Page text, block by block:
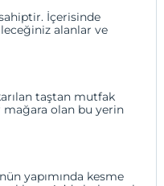
İçerisinde
alanlar ve
taştan mutfak
mağara olan bu yerin
yapımında kesme